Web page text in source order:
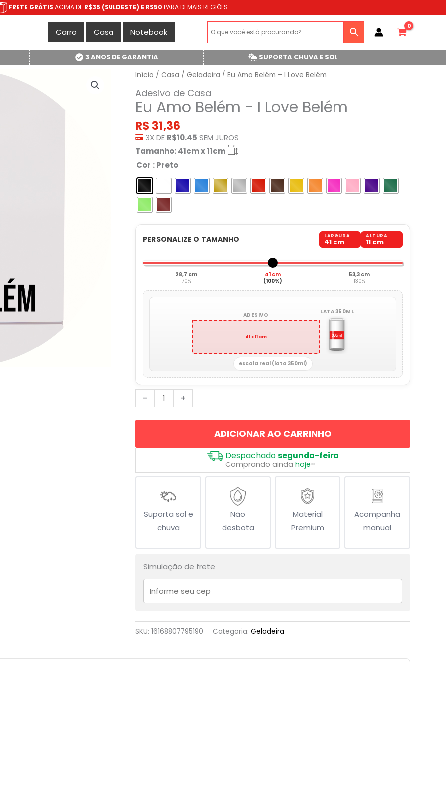
FRETE GRÁTIS ACIMA DE R$35 (SULDESTE) E R$50 PARA DEMAIS REGIÕES
Carro Casa Notebook
3 ANOS DE GARANTIA
SUPORTA CHUVA E SOL
Início / Casa / Geladeira / Eu Amo Belém – I Love Belém
Adesivo de Casa
Eu Amo Belém - I Love Belém
R$ 31,36
3X DE R$10.45 SEM JUROS
Tamanho: 41cm x 11cm
Cor : Preto
PERSONALIZE O TAMANHO LARGURA
41 cm
ALTURA
11 cm
28,7 cm
70%
41 cm
(100%)
53,3 cm
130%
ADESIVO
41 x 11 cm
LATA 350ML
escala real (lata 350ml)
-
Amo
Belém
I
Belém
quantidade
+
ADICIONAR AO CARRINHO
Despachadosegunda-feira
Comprando ainda hoje**
Suporta sol e
chuva
Não
desbota
Material
Premium
Acompanha
manual
Simulação de frete
SKU: 16168807795190 Categoria: Geladeira